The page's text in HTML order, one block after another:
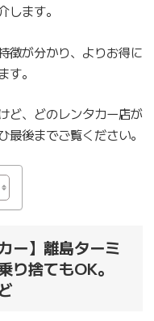
します。
徴が分かり、よりお得に
す。
ど、どのレンタカー店が
後までご覧ください。
ー】離島ターミ
り捨てもOK。